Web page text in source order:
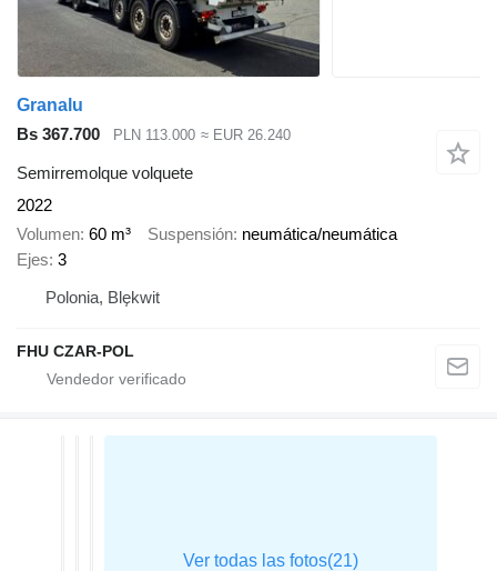
Granalu
Bs 367.700
PLN 113.000 ≈ EUR 26.240
Semirremolque volquete
2022
Volumen 60 m³ Suspensión neumática/neumática
Ejes 3
Polonia, Blękwit
FHU CZAR-POL